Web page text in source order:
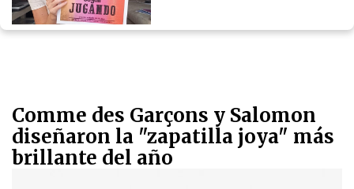
Comme des Garçons y Salomon
diseñaron la "zapatilla joya" más
brillante del año